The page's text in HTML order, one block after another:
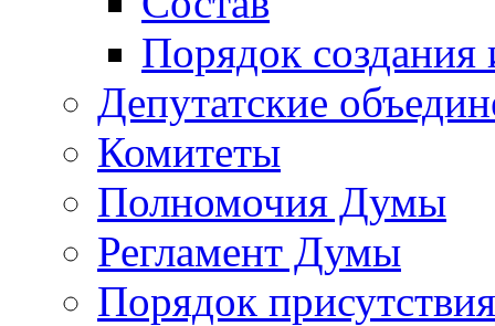
Порядок создания
Депутатские
Комитеты
Полномочия Думы
Регламент Думы
Порядок